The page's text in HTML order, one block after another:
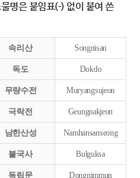
명은 붙임표(-) 없이 붙여 쓴
속리산 Songnisan
독도 Dokdo
무량수전 Muryangsujeon
극락전 Geungnakjeon
남한산성 Namhansanseong
불국사 Bulguksa
독립문 Dongnimmun